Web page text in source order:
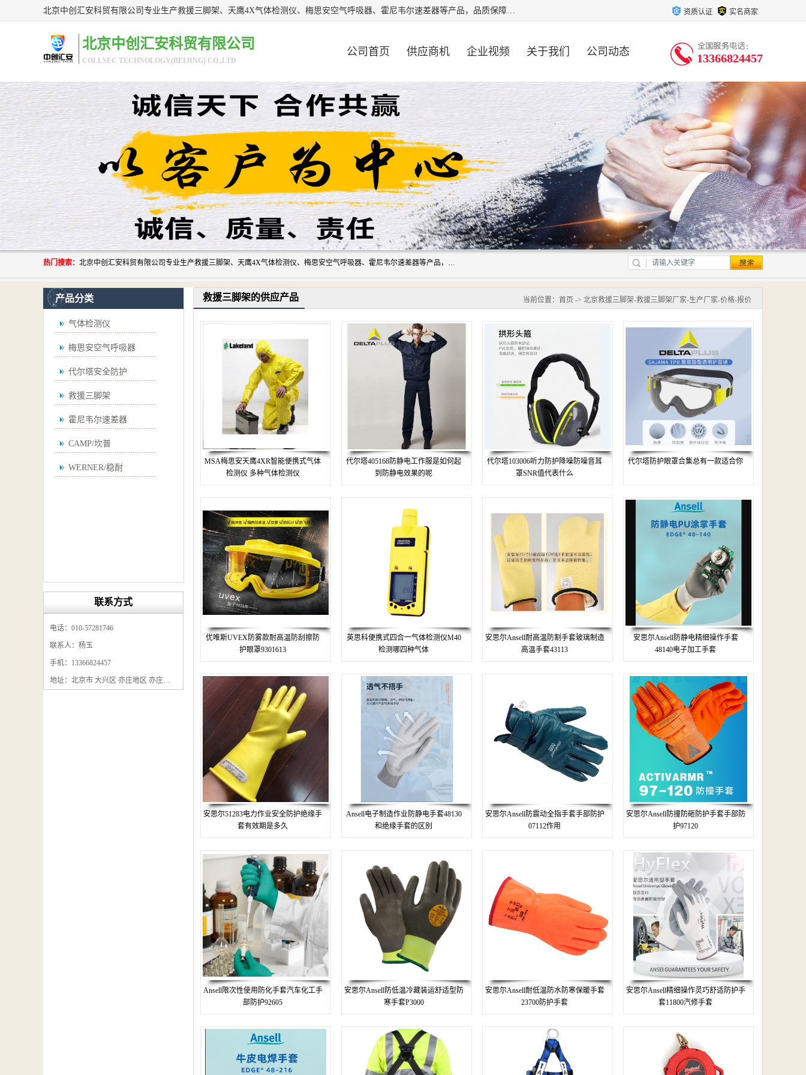
北京中创汇安科贸有限公司专业生产救援三脚架、天鹰4X气体检测仪、梅思安空气呼吸器、霍尼韦尔速差器等产品，品质保障，价格合理，欢迎在线致电咨询。 资质认证 实名商家
北京中创汇安科贸有限公司
COLLSEC TECHNOLOGY(BEIJING) CO.,LTD
公司首页 供应商机 企业视频 关于我们 公司动态 13366824457
热门搜索： 北京中创汇安科贸有限公司专业生产救援三脚架、天鹰4X气体检测仪、梅思安空气呼吸器、霍尼韦尔速差器等产品，品质保障，价格合理，欢迎在线致电咨询。
产品分类
气体检测仪
梅思安空气呼吸器
代尔塔安全防护
救援三脚架
霍尼韦尔速差器
CAMP/坎普
WERNER/稳耐
联系方式
电话：010-57281746
联系人：杨玉
手机：13366824457
地址：北京市 大兴区 亦庄地区 亦庄镇经海四路福美宝产业园
救援三脚架的供应产品 当前位置： 首页 -> 北京救援三脚架-救援三脚架厂家-生产厂家-价格-报价
MSA梅思安天鹰4XR智能便携式气体
检测仪 多种气体检测仪
代尔塔405168防静电工作服是如何起
到防静电效果的呢
代尔塔103006听力防护降噪防噪音耳
罩SNR值代表什么
代尔塔防护眼罩合集总有一款适合你
优唯斯UVEX防雾款耐高温防刮擦防
护眼罩9301613
英思科便携式四合一气体检测仪M40
检测哪四种气体
安思尔Ansell耐高温防割手套玻璃制造
高温手套43113
安思尔Ansell防静电精细操作手套
48140电子加工手套
安思尔51283电力作业安全防护绝缘手
套有效期是多久
Ansell电子制造作业防静电手套48130
和绝缘手套的区别
安思尔Ansell防震动全指手套手部防护
07112作用
安思尔Ansell防撞防砸防护手套手部防
护97120
Ansell限次性使用防化手套汽车化工手
部防护92605
安思尔Ansell防低温冷藏装运舒适型防
寒手套P3000
安思尔Ansell耐低温防水防寒保暖手套
23700防护手套
安思尔Ansell精细操作灵巧舒适防护手
套11800汽修手套